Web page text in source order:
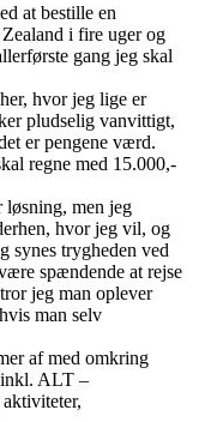
at bestille en
i fire uger og
gang jeg skal
hvor jeg lige er
pludselig vanvittigt,
er pengene værd.
regne med 15.000,-
løsning, men jeg
hvor jeg vil, og
synes trygheden ved
spændende at rejse
jeg man oplever
man selv
af med omkring
inkl. ALT –